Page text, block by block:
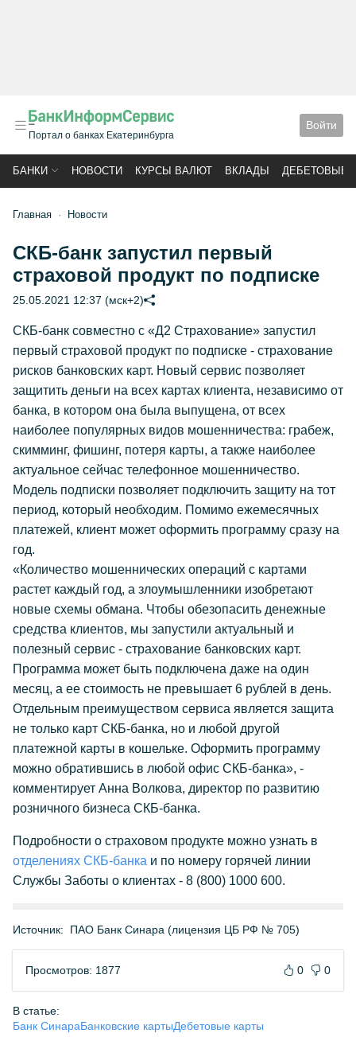
Портал о банках Екатеринбурга
Войти
БАНКИ НОВОСТИ КУРСЫ ВАЛЮТ ВКЛАДЫ ДЕБЕТОВЫЕ
Главная Новости
СКБ-банк запустил первый
страховой продукт по подписке
25.05.2021 12:37 (мск+2)
СКБ-банк совместно с «Д2 Страхование» запустил
первый страховой продукт по подписке - страхование
рисков банковских карт. Новый сервис позволяет
защитить деньги на всех картах клиента, независимо от
банка, в котором она была выпущена, от всех
наиболее популярных видов мошенничества: грабеж,
скимминг, фишинг, потеря карты, а также наиболее
актуальное сейчас телефонное мошенничество.
Модель подписки позволяет подключить защиту на тот
период, который необходим. Помимо ежемесячных
платежей, клиент может оформить программу сразу на
год.
«Количество мошеннических операций с картами
растет каждый год, а злоумышленники изобретают
новые схемы обмана. Чтобы обезопасить денежные
средства клиентов, мы запустили актуальный и
полезный сервис - страхование банковских карт.
Программа может быть подключена даже на один
месяц, а ее стоимость не превышает 6 рублей в день.
Отдельным преимуществом сервиса является защита
не только карт СКБ-банка, но и любой другой
платежной карты в кошельке. Оформить программу
можно обратившись в любой офис СКБ-банка», -
комментирует Анна Волкова, директор по развитию
розничного бизнеса СКБ-банка.
Подробности о страховом продукте можно узнать в
отделениях СКБ-банка и по номеру горячей линии
Службы Заботы о клиентах - 8 (800) 1000 600.
Источник: ПАО Банк Синара (лицензия ЦБ РФ № 705)
Просмотров: 1877 0 0
В статье:
Банк СинараБанковские картыДебетовые карты